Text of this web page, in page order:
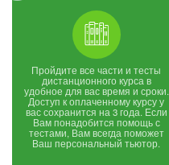
Пройдите все части и тесты
дистанционного курса в
удобное для вас время и сроки.
Доступ к оплаченному курсу у
вас сохранится на 3 года. Если
Вам понадобится помощь с
тестами, Вам всегда поможет
Ваш персональный тьютор.